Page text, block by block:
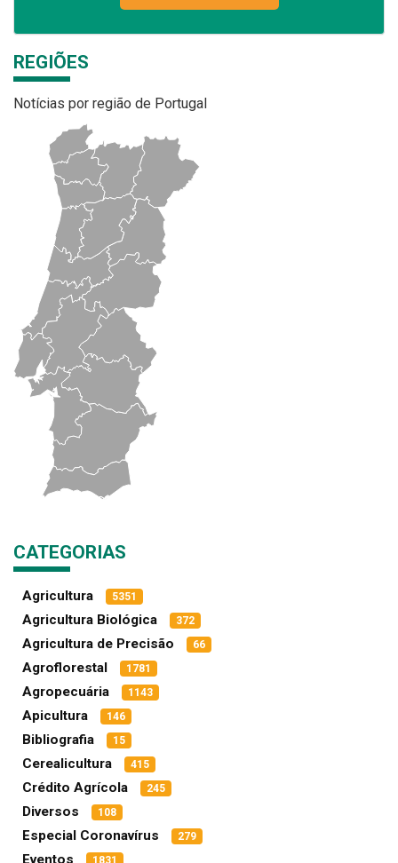
REGIÕES
Notícias por região de Portugal
CATEGORIAS
Agricultura 5351
Agricultura Biológica 372
Agricultura de Precisão 66
Agroflorestal 1781
Agropecuária 1143
Apicultura 146
Bibliografia 15
Cerealicultura 415
Crédito Agrícola 245
Diversos 108
Especial Coronavírus 279
Eventos